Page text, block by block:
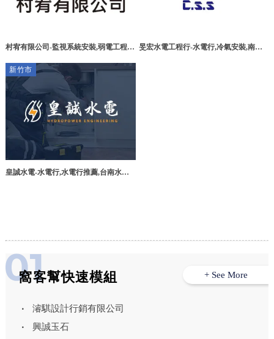
村宥有限公司-監視系統安裝,弱電工程,
旻宏水電工程行-水電行,冷氣安裝,南投
新竹市
皇誠水電-水電行,水電行推薦,台南水電
窩客幫快速模組
濬騏設計行銷有限公司
興誠玉石
+ See More